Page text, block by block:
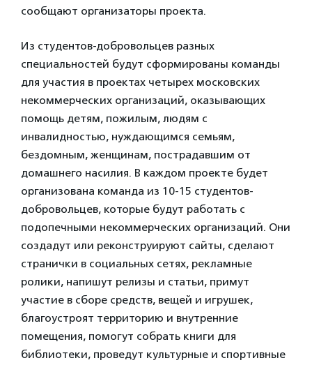
сообщают организаторы проекта.
Из студентов-добровольцев разных
специальностей будут сформированы команды
для участия в проектах четырех московских
некоммерческих организаций, оказывающих
помощь детям, пожилым, людям с
инвалидностью, нуждающимся семьям,
бездомным, женщинам, пострадавшим от
домашнего насилия. В каждом проекте будет
организована команда из 10-15 студентов-
добровольцев, которые будут работать с
подопечными некоммерческих организаций. Они
создадут или реконструируют сайты, сделают
странички в социальных сетях, рекламные
ролики, напишут релизы и статьи, примут
участие в сборе средств, вещей и игрушек,
благоустроят территорию и внутренние
помещения, помогут собрать книги для
библиотеки, проведут культурные и спортивные